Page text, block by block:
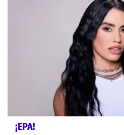
¡EPA!